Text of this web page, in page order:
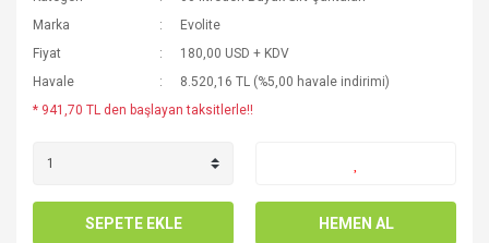
Marka
Evolite
Fiyat
180,00 USD + KDV
Havale
8.520,16 TL (%5,00 havale indirimi)
* 941,70 TL den başlayan taksitlerle!!
SEPETE EKLE HEMEN AL